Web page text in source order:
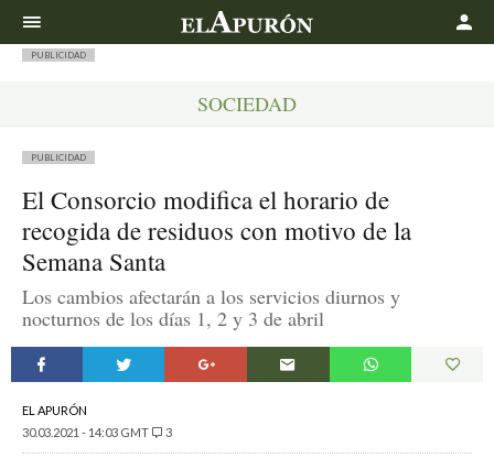
PUBLICIDAD
SOCIEDAD
PUBLICIDAD
El Consorcio modifica el horario de
recogida de residuos con motivo de la
Semana Santa
Los cambios afectarán a los servicios diurnos y
nocturnos de los días 1, 2 y 3 de abril
EL APURÓN
30.03.2021 - 14:03 GMT
3